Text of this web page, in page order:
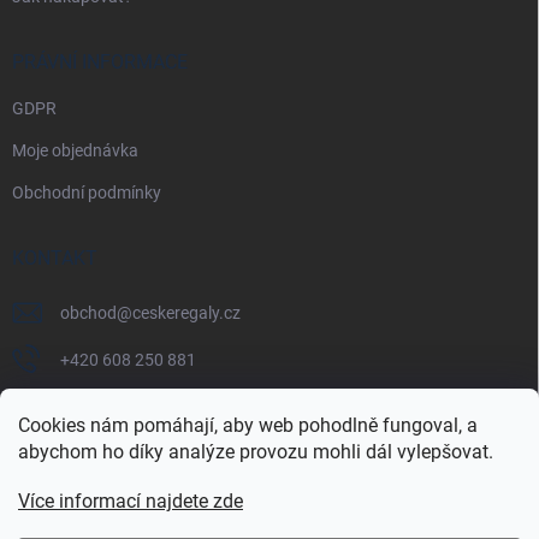
Cookies nám pomáhají, aby web pohodlně fungoval, a
abychom ho díky analýze provozu mohli dál vylepšovat.
Více informací najdete zde
PRÁVNÍ INFORMACE
GDPR
Moje objednávka
Obchodní podmínky
KONTAKT
obchod@ceskeregaly.cz
+420 608 250 881